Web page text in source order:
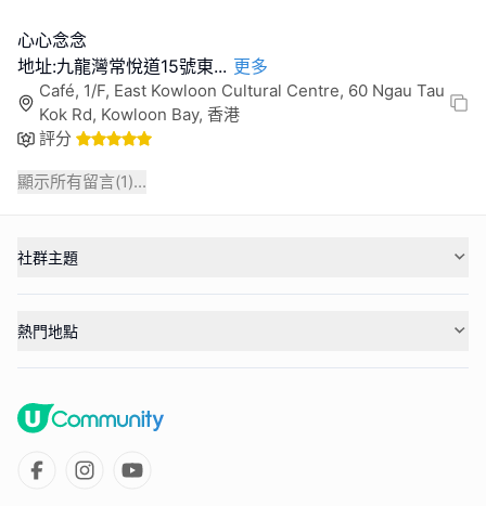
心心念念
地址:九龍灣常悅道15號東... 更多
Café, 1/F, East Kowloon Cultural Centre, 60 Ngau Tau
Kok Rd, Kowloon Bay, 香港
評分
顯示所有留言(1)...
社群主題
熱門地點